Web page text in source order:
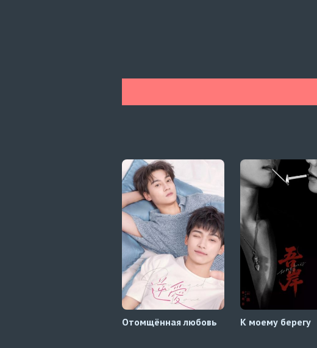
Отомщённая любовь К моему берегу